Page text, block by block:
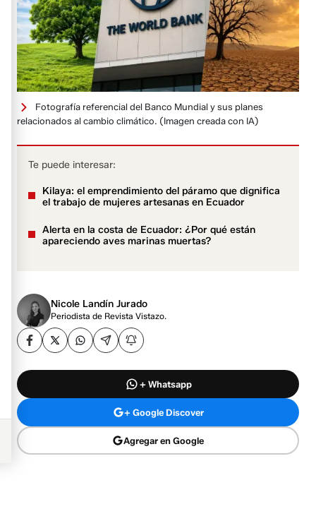
Fotografía referencial del Banco Mundial y sus planes
relacionados al cambio climático. (Imagen creada con IA)
Te puede interesar:
Kilaya: el emprendimiento del páramo que dignifica
el trabajo de mujeres artesanas en Ecuador
Alerta en la costa de Ecuador: ¿Por qué están
apareciendo aves marinas muertas?
Nicole Landín Jurado
Periodista de Revista Vistazo.
+ Whatsapp
+ Google Discover
Agregar en Google